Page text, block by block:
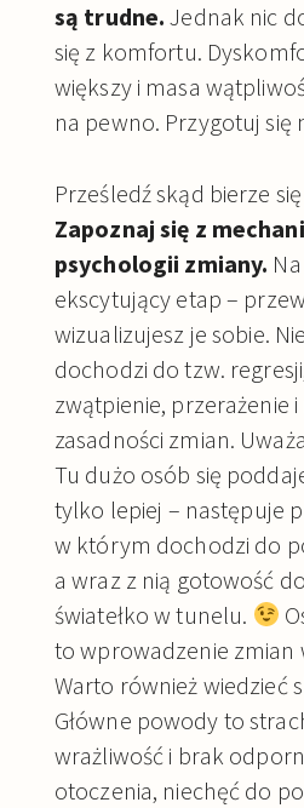
są trudne. Jednak nic
się z komfortu.
większy i masa
na pewno. Przygotuj się
Prześledź skąd bierze
Zapoznaj się z
psychologii zmiany.
ekscytujący etap –
wizualizujesz je sobie.
dochodzi do tzw.
zwątpienie, przerażenie
zasadności zmian.
Tu dużo osób się
tylko lepiej – następuje
w którym dochodzi do
a wraz z nią gotowość
światełko w tunelu.
to wprowadzenie zmian
Warto również wiedzieć
Główne powody to
wrażliwość i brak
otoczenia, niechęć do